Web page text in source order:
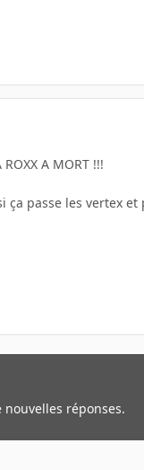
A MORT !!!
passe les vertex
réponses.